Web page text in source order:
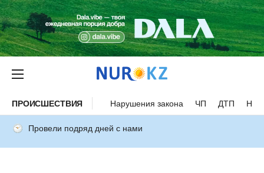
ПРОИСШЕСТВИЯ Нарушения закона ЧП ДТП
Провели подряд дней с нами